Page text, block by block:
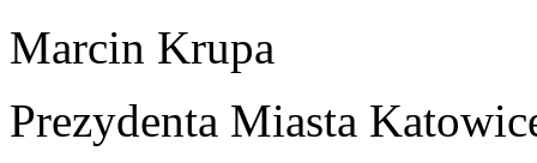
Marcin Krupa
Prezydenta Miasta